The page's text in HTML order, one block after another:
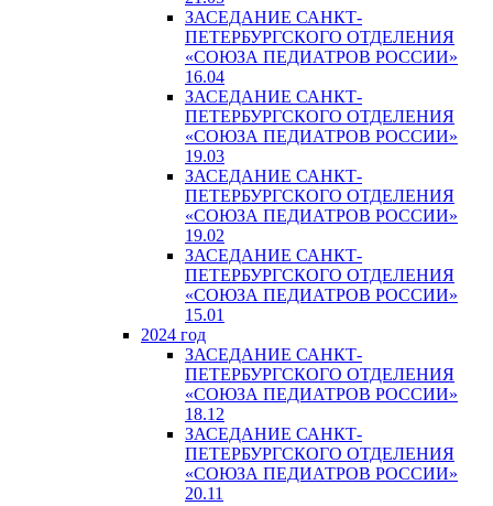
ЗАСЕДАНИЕ САНКТ-
ПЕТЕРБУРГСКОГО ОТДЕЛЕНИЯ
«СОЮЗА ПЕДИАТРОВ РОССИИ»
16.04
ЗАСЕДАНИЕ САНКТ-
ПЕТЕРБУРГСКОГО ОТДЕЛЕНИЯ
«СОЮЗА ПЕДИАТРОВ РОССИИ»
19.03
ЗАСЕДАНИЕ САНКТ-
ПЕТЕРБУРГСКОГО ОТДЕЛЕНИЯ
«СОЮЗА ПЕДИАТРОВ РОССИИ»
19.02
ЗАСЕДАНИЕ САНКТ-
ПЕТЕРБУРГСКОГО ОТДЕЛЕНИЯ
«СОЮЗА ПЕДИАТРОВ РОССИИ»
15.01
2024 год
ЗАСЕДАНИЕ САНКТ-
ПЕТЕРБУРГСКОГО ОТДЕЛЕНИЯ
«СОЮЗА ПЕДИАТРОВ РОССИИ»
18.12
ЗАСЕДАНИЕ САНКТ-
ПЕТЕРБУРГСКОГО ОТДЕЛЕНИЯ
«СОЮЗА ПЕДИАТРОВ РОССИИ»
20.11